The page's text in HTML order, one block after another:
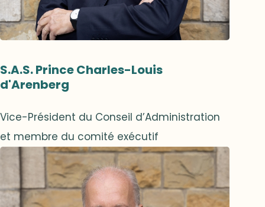
S.A.S. Prince Charles-Louis
d'Arenberg
Vice-Président du Conseil d’Administration
et membre du comité exécutif